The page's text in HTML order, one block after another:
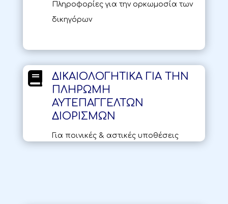
Πληροφορίες για την ορκωμοσία των
δικηγόρων

ΔΙΚΑΙΟΛΟΓΗΤΙΚΑ ΓΙΑ ΤΗΝ
ΠΛΗΡΩΜΗ
ΑΥΤΕΠΑΓΓΕΛΤΩΝ
ΔΙΟΡΙΣΜΩΝ
Για ποινικές & αστικές υποθέσεις